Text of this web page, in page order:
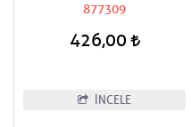
Hilali
877309
426,00
İNCELE